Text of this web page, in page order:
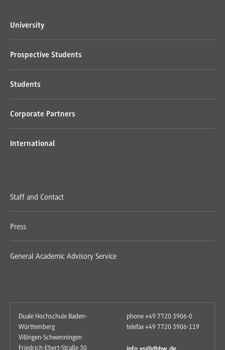
University
Prospective Students
Students
Corporate Partners
International
Staff and Contact
Press
General Academic Advisory Service
Duale Hochschule Baden-
Württemberg
Villingen-Schwenningen
Friedrich-Ebert-Straße 30
phone +49 7720 3906-0
telefax +49 7720 3906-119